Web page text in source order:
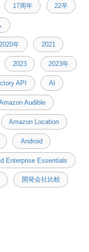
17周年 22卒
年 2021
2023 2023年
API AI
Audible
Amazon Location
Android
Enterprise Essentials
開発会社比較